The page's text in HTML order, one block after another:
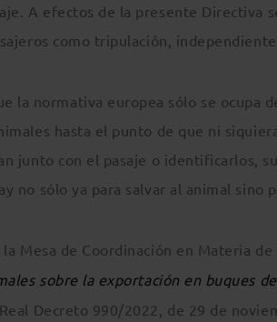
A efectos de la presente Directiva
como tripulación,
la normativa europea sólo se ocupa
hasta el punto de que ni
junto con el pasaje o identificarlos,
no sólo ya para salvar al animal sino
Mesa de Coordinación en Materia
sobre la exportación en buques
Decreto 990/2022, de 29 de